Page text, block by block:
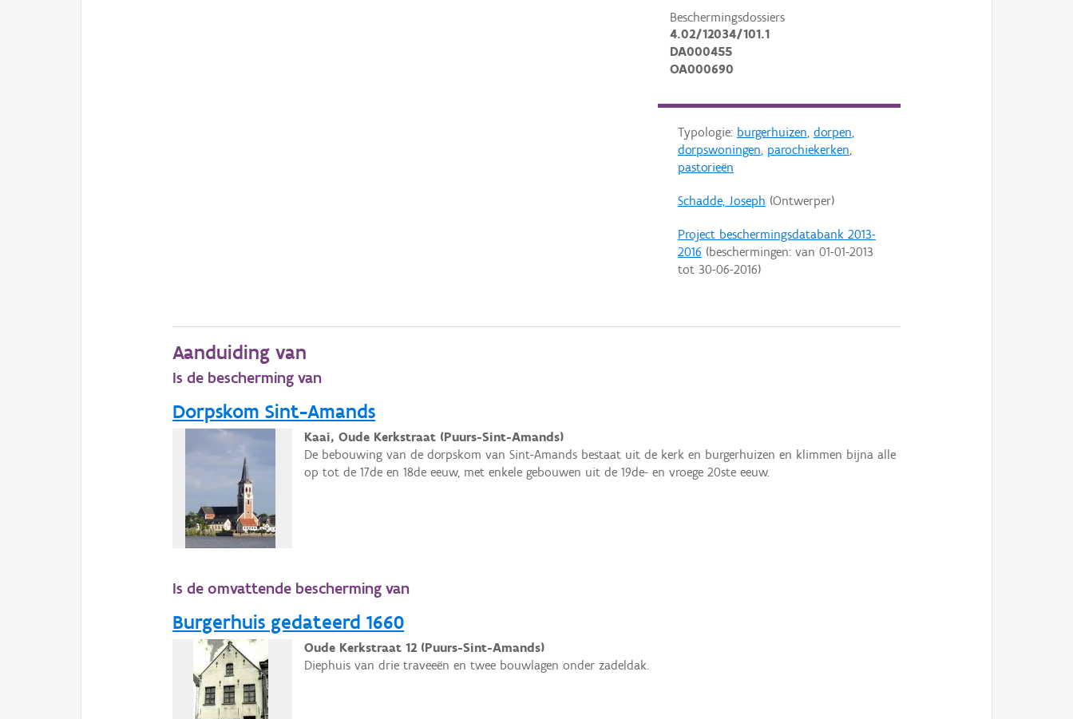
Beschermingsdossiers
4.02/12034/101.1
DA000455
OA000690
Typologie: burgerhuizen, dorpen,
dorpswoningen, parochiekerken,
pastorieën
Schadde, Joseph (Ontwerper)
Project beschermingsdatabank 2013-
2016 (beschermingen: van 01-01-2013
tot 30-06-2016)
Aanduiding van
Is de bescherming van
Dorpskom Sint-Amands
Kaai, Oude Kerkstraat (Puurs-Sint-Amands)
De bebouwing van de dorpskom van Sint-Amands bestaat uit de kerk en burgerhuizen en klimmen bijna alle
op tot de 17de en 18de eeuw, met enkele gebouwen uit de 19de- en vroege 20ste eeuw.
Is de omvattende bescherming van
Burgerhuis gedateerd 1660
Oude Kerkstraat 12 (Puurs-Sint-Amands)
Diephuis van drie traveeën en twee bouwlagen onder zadeldak.